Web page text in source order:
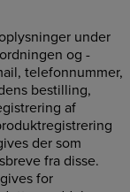
under
og -
telefonnummer,
bestilling,
af
der som
fra disse.
for